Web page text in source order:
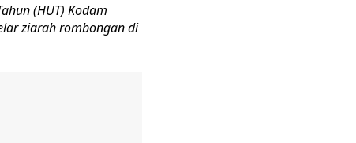
(HUT) Kodam
ziarah rombongan di